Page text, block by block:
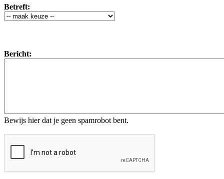
Betreft:
Bericht:
Bewijs hier dat je geen spamrobot bent.